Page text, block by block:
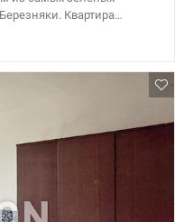
Квартира
прекрасные места для
озеро Тельбин – одно из
развитой
детские сады, школы,
спортивные клубы –
транспорта 5 минут, до
в центр города 10